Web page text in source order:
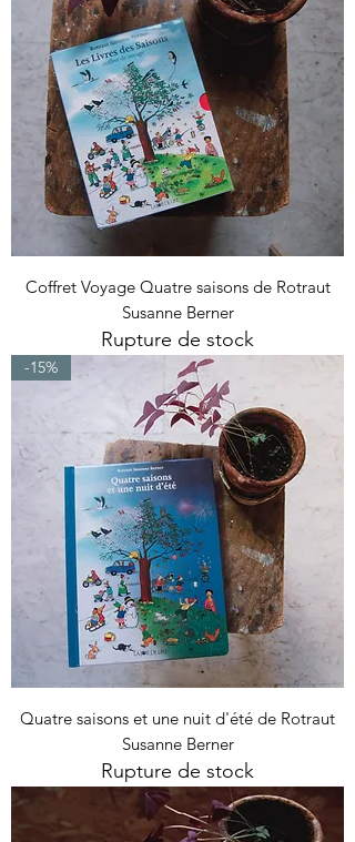
Coffret Voyage Quatre saisons de Rotraut
Susanne Berner
Rupture de stock
-15%
Quatre saisons et une nuit d'été de Rotraut
Susanne Berner
Rupture de stock